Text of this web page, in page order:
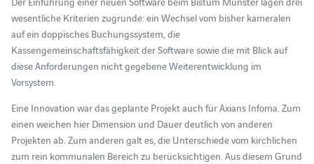
wesentliche Kriterien zugrunde: ein Wechsel vom bisher kameralen
auf ein doppisches Buchungssystem, die
Kassengemeinschaftsfähigkeit der Software sowie die mit Blick auf
diese Anforderungen nicht gegebene Weiterentwicklung im
Vorsystem.
Eine Innovation war das geplante Projekt auch für Axians Infoma. Zum
einen weichen hier Dimension und Dauer deutlich von anderen
Projekten ab. Zum anderen galt es, die Unterschiede vom kirchlichen
zum rein kommunalen Bereich zu berücksichtigen. Aus diesem Grund